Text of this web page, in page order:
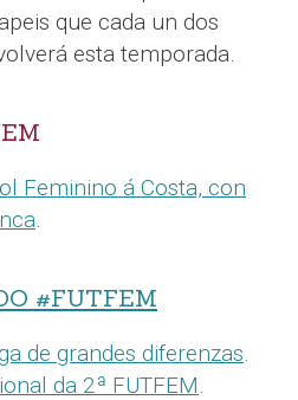
que cada un dos
esta temporada.
Feminino á Costa, con
.
#FUTFEM
de grandes diferenzas.
da 2ª FUTFEM.